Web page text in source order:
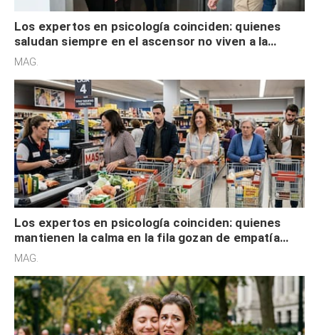
Los expertos en psicología coinciden: quienes
saludan siempre en el ascensor no viven a la
defensiva y tienen apertura social
MAG.
Los expertos en psicología coinciden: quienes
mantienen la calma en la fila gozan de empatía
cognitiva, gratitud y no solo tienen autocontrol
MAG.